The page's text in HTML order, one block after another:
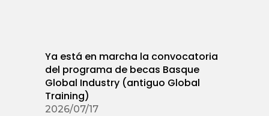
Ya está en marcha la convocatoria
del programa de becas Basque
Global Industry (antiguo Global
Training)
2026/07/17